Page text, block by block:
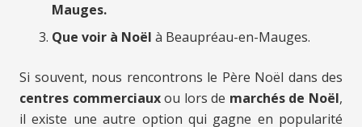
Mauges.
Que voir à Noël à Beaupréau-en-Mauges.
Si souvent, nous rencontrons le Père Noël dans des
centres commerciauxou lors de marchés de Noël,
il existe une autre option qui gagne en popularité